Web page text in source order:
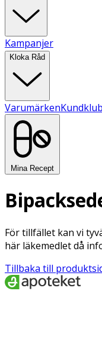
Kampanjer
Kloka Råd
Varumärken
Mina Recept
För tillfället kan vi
här läkemedlet då
Tillbaka till